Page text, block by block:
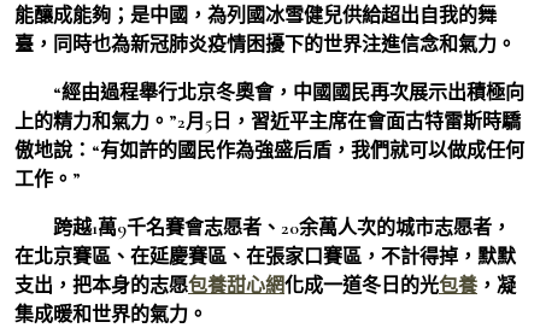
能釀成能夠；是中國，為列國冰雪健兒供給超出自我的舞
臺，同時也為新冠肺炎疫情困擾下的世界注進信念和氣力。
“經由過程舉行北京冬奧會，中國國民再次展示出積極向
上的精力和氣力。”2月5日，習近平主席在會面古特雷斯時驕
傲地說：“有如許的國民作為強盛后盾，我們就可以做成任何
工作。”
跨越1萬9千名賽會志愿者、20余萬人次的城市志愿者，
在北京賽區、在延慶賽區、在張家口賽區，不計得掉，默默
支出，把本身的志愿包養甜心網化成一道冬日的光包養 ，凝
集成暖和世界的氣力。